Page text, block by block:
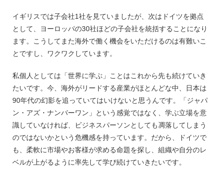
イギリスでは子会社1社を見ていましたが、次はドイツを拠点
として、ヨーロッパの30社ほどの子会社を統括することになり
ます。こうしてまた海外で働く機会をいただけるのは有難いこ
とですし、ワクワクしています。
私個人としては「世界に学ぶ」ことはこれから先も続けていき
たいです。今、海外がリードする産業がほとんどな中、日本は
90年代の幻影を追っていてはいけないと思うんです。「ジャパ
ン・アズ・ナンバーワン」という感覚ではなく、学ぶ立場を意
識していなければ、ビジネスパーソンとしても凋落してしまう
のではないかという危機感を持っています。だから、ドイツで
も、柔軟に市場やお客様が求める命題を探し、組織や自分のレ
ベルが上がるように率先して学び続けていきたいです。